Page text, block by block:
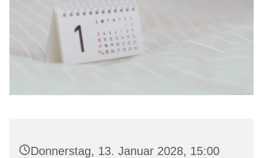
Donnerstag, 13. Januar 2028, 15:00